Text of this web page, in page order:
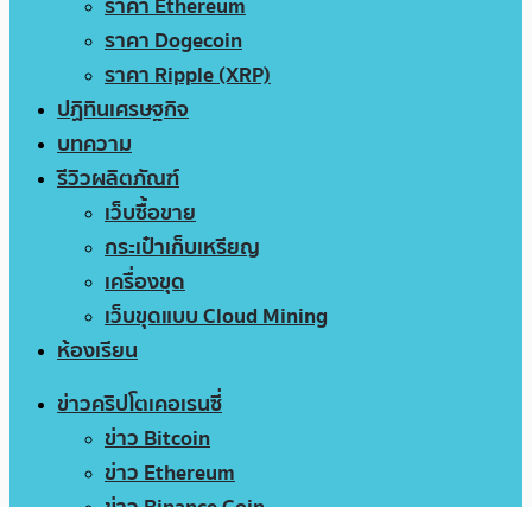
ราคา Dogecoin
ราคา Ripple (XRP)
ปฏิทินเศรษฐกิจ
บทความ
รีวิวผลิตภัณฑ์
เว็บซื้อขาย
กระเป๋าเก็บเหรียญ
เครื่องขุด
เว็บขุดแบบ Cloud Mining
ห้องเรียน
ข่าวคริปโตเคอเรนซี่
ข่าว Bitcoin
ข่าว Ethereum